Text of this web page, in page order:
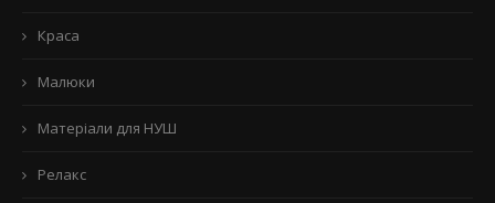
Краса
Малюки
Матеріали для НУШ
Релакс